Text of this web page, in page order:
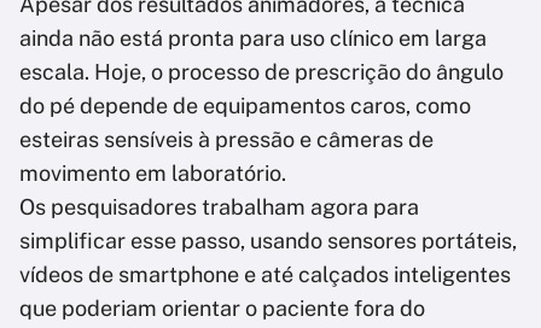
ainda não está pronta para uso clínico em larga
escala. Hoje, o processo de prescrição do ângulo
do pé depende de equipamentos caros, como
esteiras sensíveis à pressão e câmeras de
movimento em laboratório.
Os pesquisadores trabalham agora para
simplificar esse passo, usando sensores portáteis,
vídeos de smartphone e até calçados inteligentes
que poderiam orientar o paciente fora do